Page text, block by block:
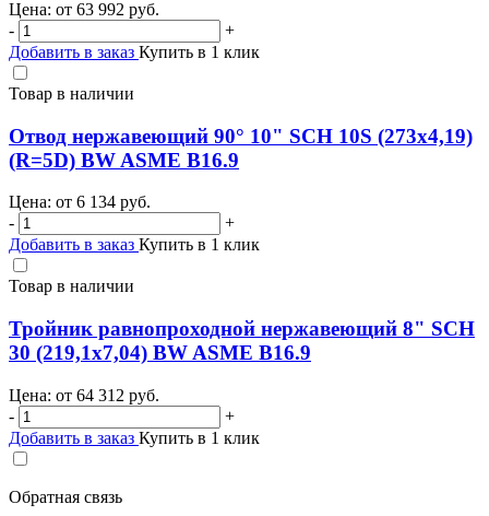
Цена: от 63 992 руб.
-
+
Добавить в заказ Купить в 1 клик
Товар в наличии
Отвод нержавеющий 90° 10" SCH 10S (273х4,19)
(R=5D) BW ASME B16.9
Цена: от 6 134 руб.
-
+
Добавить в заказ Купить в 1 клик
Товар в наличии
Тройник равнопроходной нержавеющий 8" SCH
30 (219,1х7,04) BW ASME B16.9
Цена: от 64 312 руб.
-
+
Добавить в заказ Купить в 1 клик
Обратная связь